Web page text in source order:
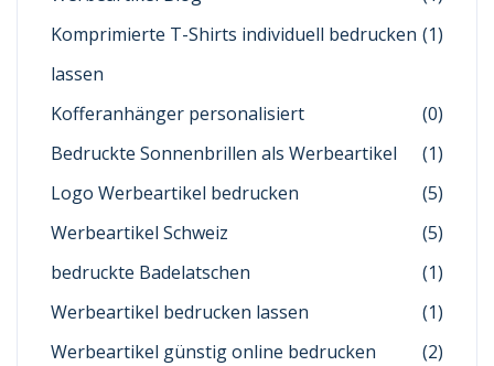
Komprimierte T-Shirts individuell bedrucken
lassen
(1)
Kofferanhänger personalisiert
(0)
Bedruckte Sonnenbrillen als Werbeartikel
(1)
Logo Werbeartikel bedrucken
(5)
Werbeartikel Schweiz
(5)
bedruckte Badelatschen
(1)
Werbeartikel bedrucken lassen
(1)
Werbeartikel günstig online bedrucken
(2)